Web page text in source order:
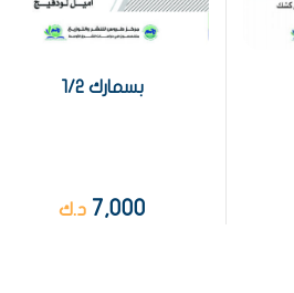
بسمارك 1/2
7,000 د.ك